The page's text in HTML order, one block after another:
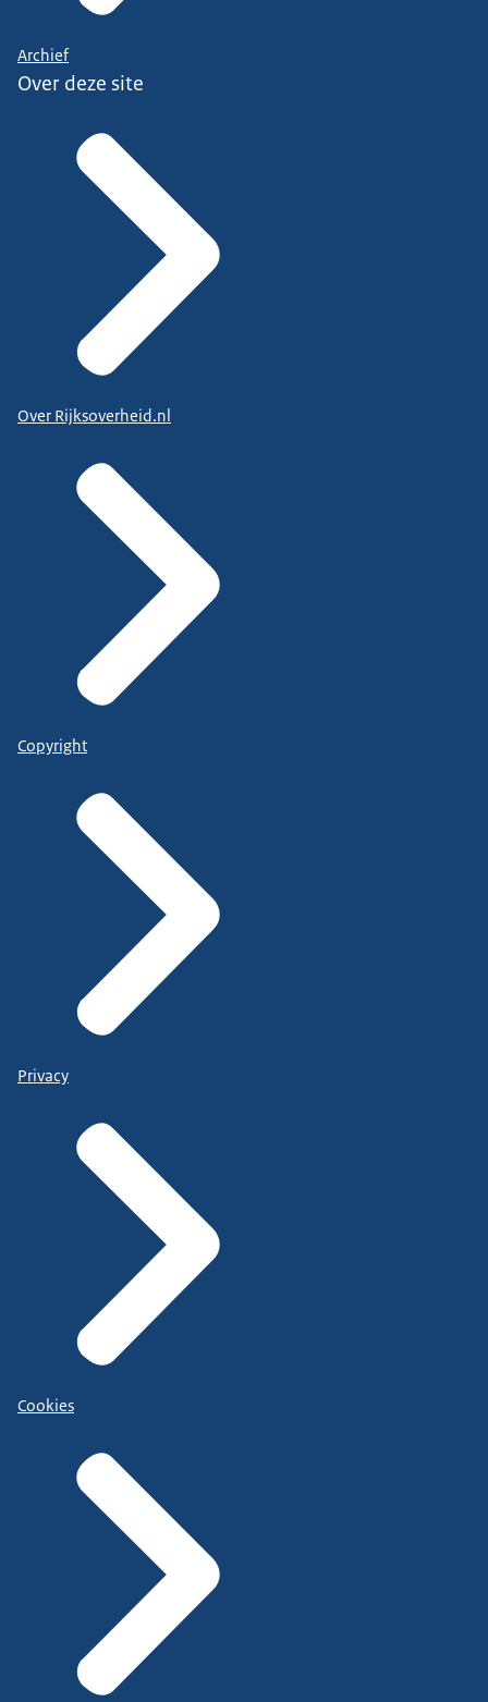
Archief
Over deze site
Over Rijksoverheid.nl
Copyright
Privacy
Cookies